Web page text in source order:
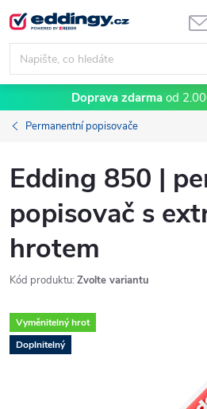
Přejít
na
obsah
Doprava zdarma od
Permanentní popisovače
Edding 850 |
popisovač s
hrotem
Kód produktu: Zvolte variantu
Vyměnitelný hrot
Doplnitelný